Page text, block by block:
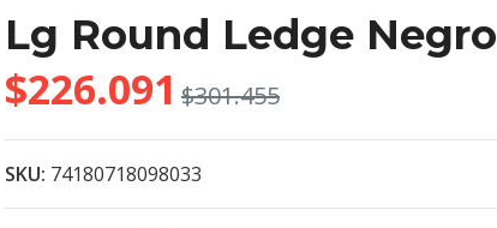
Lg Round Ledge Negro
$226.091 $301.455
SKU: 74180718098033